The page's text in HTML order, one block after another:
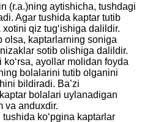
(r.a.)ning aytishicha, tushdagi
Agar tushida kaptar tutib
qiz tug‘ishiga dalildir.
olsa, kaptarlarning soniga
sotib olishiga dalildir.
ayollar molidan foyda
bolalarini tutib olganini
bildiradi. Ba’zi
bolalari uylanadigan
va anduxdir.
ko‘pgina kaptarlar